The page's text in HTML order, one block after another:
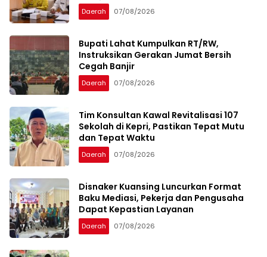
Daerah 07/08/2026
Bupati Lahat Kumpulkan RT/RW,
Instruksikan Gerakan Jumat Bersih
Cegah Banjir
Daerah 07/08/2026
Tim Konsultan Kawal Revitalisasi 107
Sekolah di Kepri, Pastikan Tepat Mutu
dan Tepat Waktu
Daerah 07/08/2026
Disnaker Kuansing Luncurkan Format
Baku Mediasi, Pekerja dan Pengusaha
Dapat Kepastian Layanan
Daerah 07/08/2026